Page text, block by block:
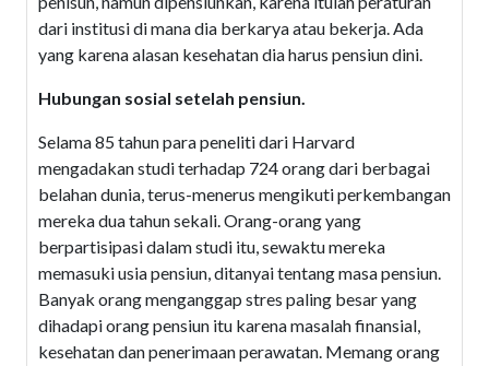
dari institusi di mana dia berkarya atau bekerja. Ada
yang karena alasan kesehatan dia harus pensiun dini.
Hubungan sosial setelah pensiun.
Selama 85 tahun para peneliti dari Harvard
mengadakan studi terhadap 724 orang dari berbagai
belahan dunia, terus-menerus mengikuti perkembangan
mereka dua tahun sekali. Orang-orang yang
berpartisipasi dalam studi itu, sewaktu mereka
memasuki usia pensiun, ditanyai tentang masa pensiun.
Banyak orang menganggap stres paling besar yang
dihadapi orang pensiun itu karena masalah finansial,
kesehatan dan penerimaan perawatan. Memang orang